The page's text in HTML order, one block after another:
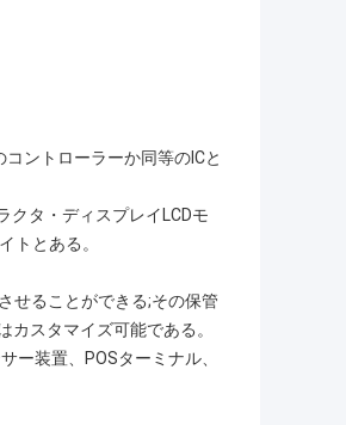
ントローラーか同等のICと
クタ・ディスプレイLCDモ
トとある。
せることができる;その保管
スタマイズ可能である。
ー装置、POSターミナル、